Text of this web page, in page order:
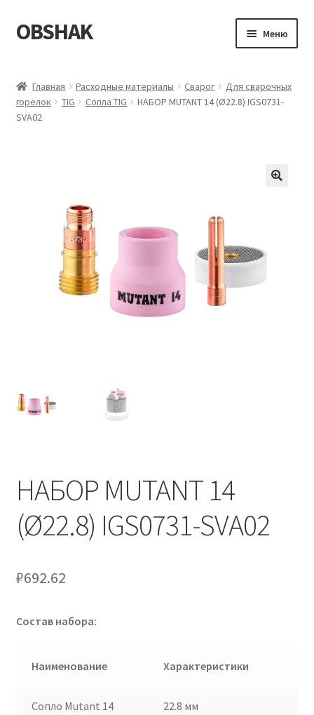
Перейти
к
Перейти
к
OBSHAK Меню
Категории
Мой аккаунт
Оформление заказа
Пример страницы
Главная Расходные материалы Сварог
Для сварочных
горелок
TIG Сопла TIG
НАБОР MUTANT 14 (Ø22.8) IGS0731-
SVA02
НАБОР MUTANT 14
(Ø22.8) IGS0731-SVA02
₽692.62
Состав набора:
Наименование Характеристики
Сопло Mutant 14 22.8 мм